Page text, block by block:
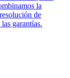
la
de
garantías.